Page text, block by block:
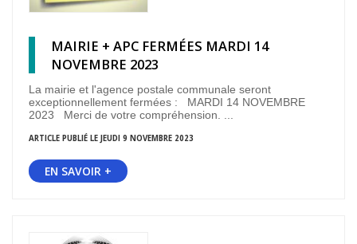
MAIRIE + APC FERMÉES MARDI 14
NOVEMBRE 2023
La mairie et l'agence postale communale seront
exceptionnellement fermées : MARDI 14 NOVEMBRE
2023 Merci de votre compréhension. ...
ARTICLE PUBLIÉ LE JEUDI 9 NOVEMBRE 2023
EN SAVOIR +